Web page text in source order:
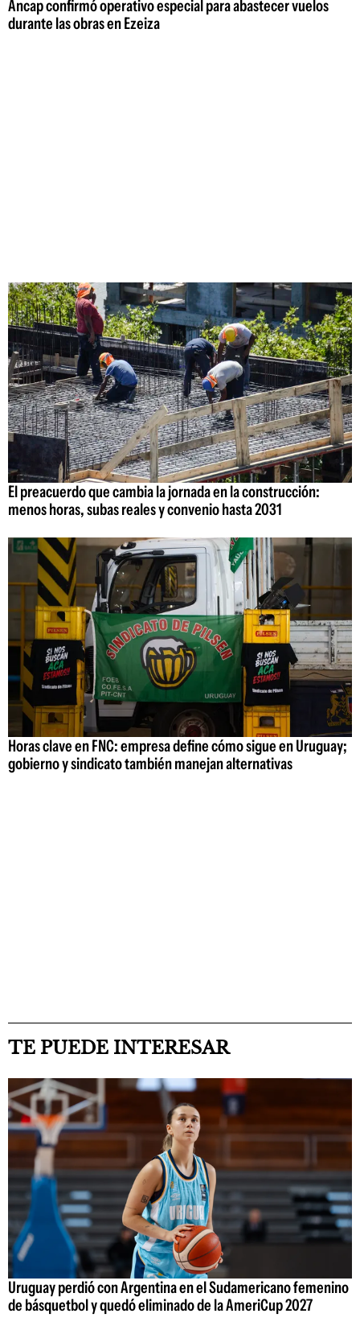
Ancap confirmó operativo especial para abastecer vuelos
durante las obras en Ezeiza
El preacuerdo que cambia la jornada en la construcción:
menos horas, subas reales y convenio hasta 2031
Horas clave en FNC: empresa define cómo sigue en Uruguay;
gobierno y sindicato también manejan alternativas
TE PUEDE INTERESAR
Uruguay perdió con Argentina en el Sudamericano femenino
de básquetbol y quedó eliminado de la AmeriCup 2027